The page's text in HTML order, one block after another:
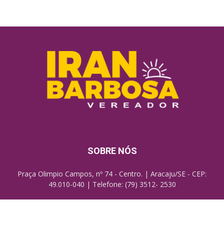
SOBRE NÓS
Praça Olimpio Campos, nº 74 - Centro. | Aracaju/SE - CEP:
49.010-040 | Telefone: (79) 3512- 2530